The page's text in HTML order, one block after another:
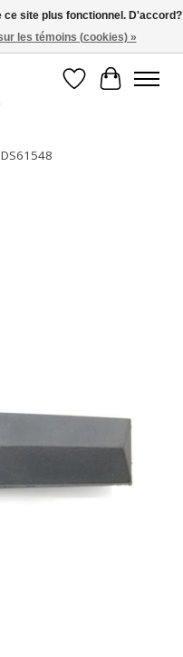
Liste dePanier
site plus fonctionnel. D'accord?
les témoins (cookies) »